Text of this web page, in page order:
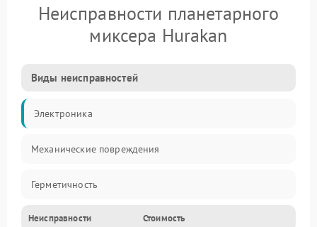
Неисправности планетарного
миксера Hurakan
Виды неисправностей
Электроника
Механические повреждения
Герметичность
Механика
Неисправности Стоимость